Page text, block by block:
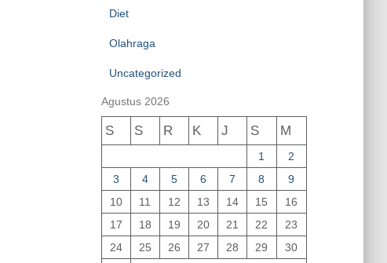
Diet
Olahraga
Uncategorized
Agustus 2026
S S R K J S M
1
2
3
4 5 6 7 8
9
10
11 12 13 14 15
16
17
18 19 20 21 22
23
24
25 26 27 28 29
30